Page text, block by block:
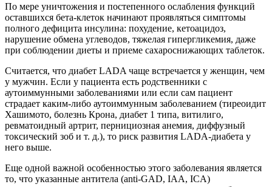
По мере уничтожения и постепенного ослабления функций
оставшихся бета-клеток начинают проявляться симптомы
полного дефицита инсулина: похудение, кетоацидоз,
нарушение обмена углеводов, тяжелая гипергликемия, даже
при соблюдении диеты и приеме сахароснижающих таблеток.
Считается, что диабет LADA чаще встречается у женщин, чем
у мужчин. Если у пациента есть родственники с
аутоиммунными заболеваниями или если сам пациент
страдает каким-либо аутоиммунным заболеванием (тиреоидит
Хашимото, болезнь Крона, диабет 1 типа, витилиго,
ревматоидный артрит, пернициозная анемия, диффузный
токсический зоб и т. д.), то риск развития LADA-диабета у
него выше.
Еще одной важной особенностью этого заболевания является
то, что указанные антитела (anti-GAD, IAA, ICA)